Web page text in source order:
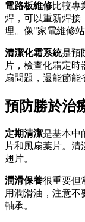
電路板維修比較專
焊，可以重新焊接
理。像"家電維修
清潔化霜系統是預
片，檢查化霜定
扇問題，還能節能
預防勝於治
定期清潔是基本中
片和風扇葉片。
翅片。
潤滑保養很重要但
用潤滑油，注意不
軸承。